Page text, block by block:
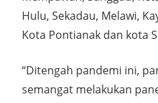
Hulu, Sekadau, Melawi,
Kota Pontianak dan kota
“Ditengah pandemi ini,
semangat melakukan